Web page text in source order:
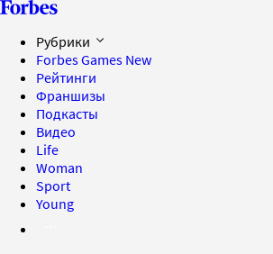
Рубрики
Forbes Games New
Рейтинги
Франшизы
Подкасты
Видео
Life
Woman
Sport
Young